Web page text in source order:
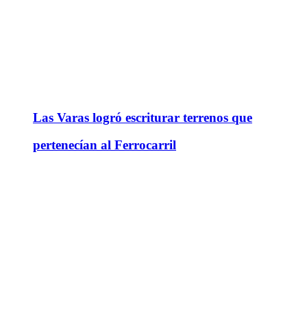
Las Varas logró escriturar terrenos que
pertenecían al Ferrocarril